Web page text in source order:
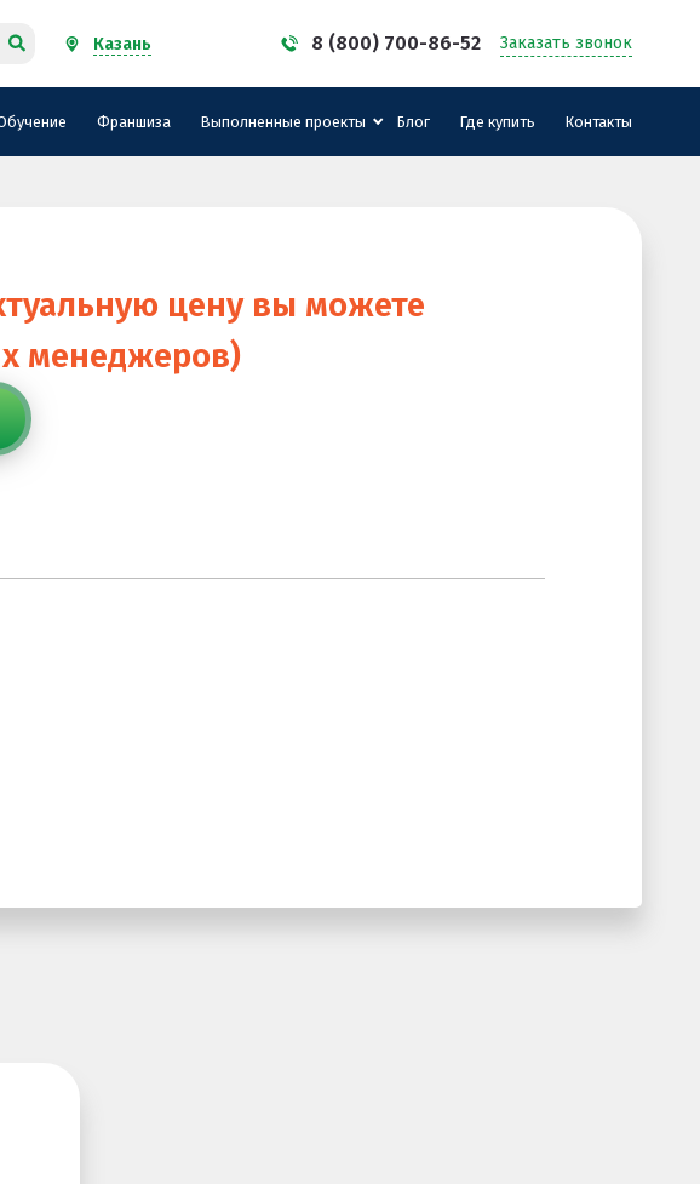
Казань 8 (800) 700-86-52 Заказать звонок
Франшиза Выполненные проекты Блог Где купить Контакты
цену вы можете
менеджеров)